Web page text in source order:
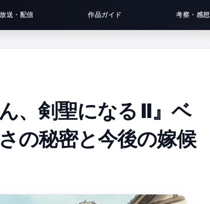
放送・配信 作品ガイド 考察・感想
、剣聖になる II』ベ
の秘密と今後の嫁候